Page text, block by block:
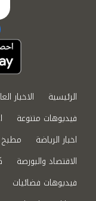
الرئيسية الاخبار
فيديوهات متنوعة
اخبار الرياضة
مطبخ
الاقتصاد والبورصة
فيديوهات فضائيات